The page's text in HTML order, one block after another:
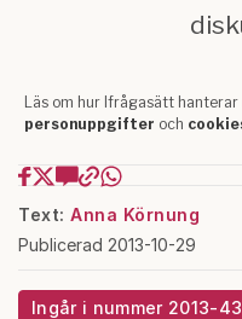
Text: Anna Körnung
Publicerad 2013-10-29
Ingår i nummer 2013-43